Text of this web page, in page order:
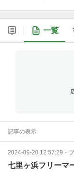
一覧
記事の表示
2024-09-20 12:57:29 ・
七里ヶ浜フリーマ